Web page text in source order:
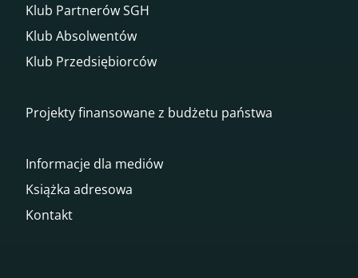
Klub Partnerów SGH
Klub Absolwentów
Klub Przedsiębiorców
Projekty finansowane z budżetu państwa
Informacje dla mediów
Książka adresowa
Kontakt